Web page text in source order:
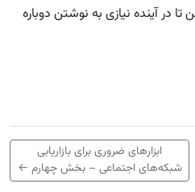
در آینده نیازی به نوشتن دوباره
ابزارهای ضروری برای بازاریابی
شبکه‌های اجتماعی – بخش چهارم ←